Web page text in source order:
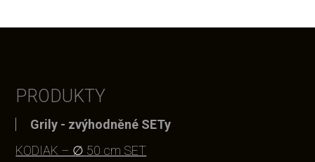
PRODUKTY
Grily - zvýhodněné SETy
KODIAK – ∅ 50 cm SET